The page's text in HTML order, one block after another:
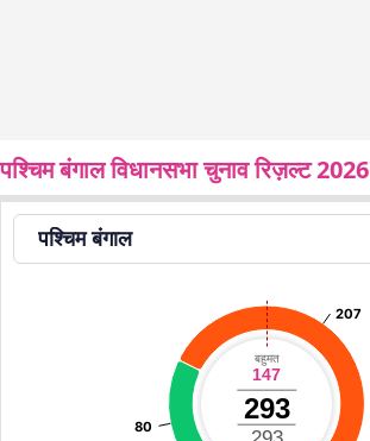
पश्चिम बंगाल विधानसभा चुनाव रिज़ल्ट 2026